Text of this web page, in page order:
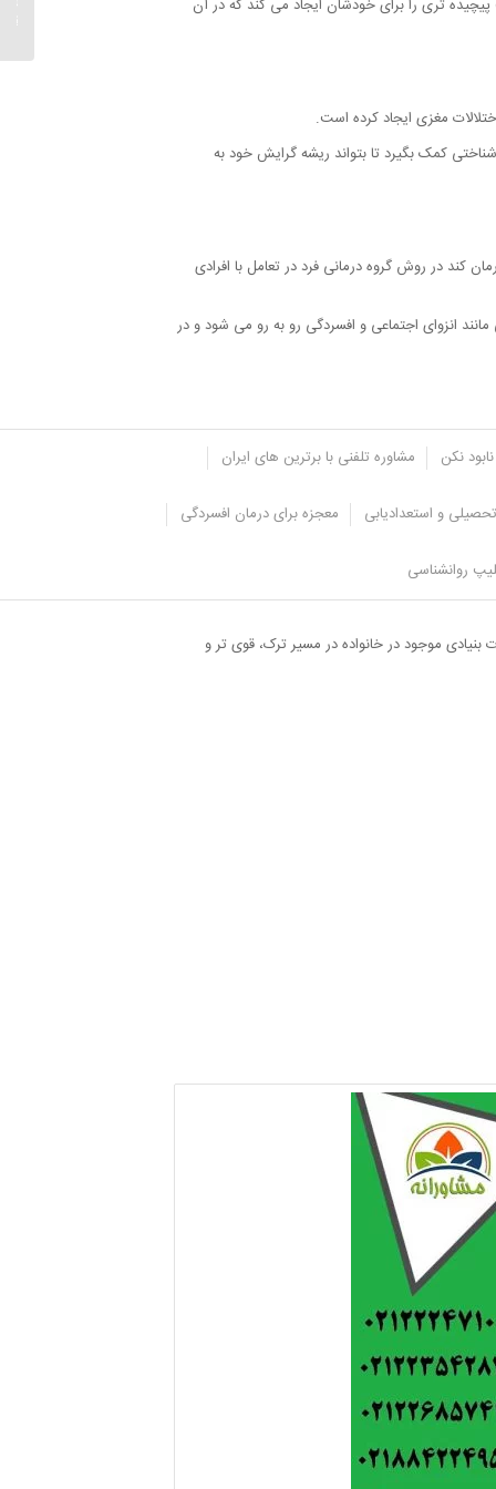
تری را برای خودشان ایجاد می کند که در آن
مغزی ایجاد کرده است.
کمک بگیرد تا بتواند ریشه گرایش خود به
کند در روش گروه درمانی فرد در تعامل با افرادی
انزوای اجتماعی و افسردگی رو به رو می شود و در
نکن مشاوره تلفنی با برترین های ایران
و استعدادیابی معجزه برای درمان افسردگی
روانشناسی
از تنش های موجود در خانواده به سمت موادی مانند
موجود در خانواده در مسیر ترک، قوی تر و
که